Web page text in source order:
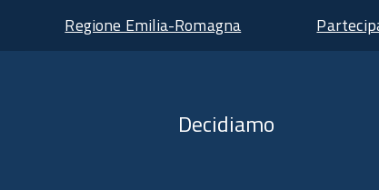
Regione Emilia-Romagna
Decidiamo